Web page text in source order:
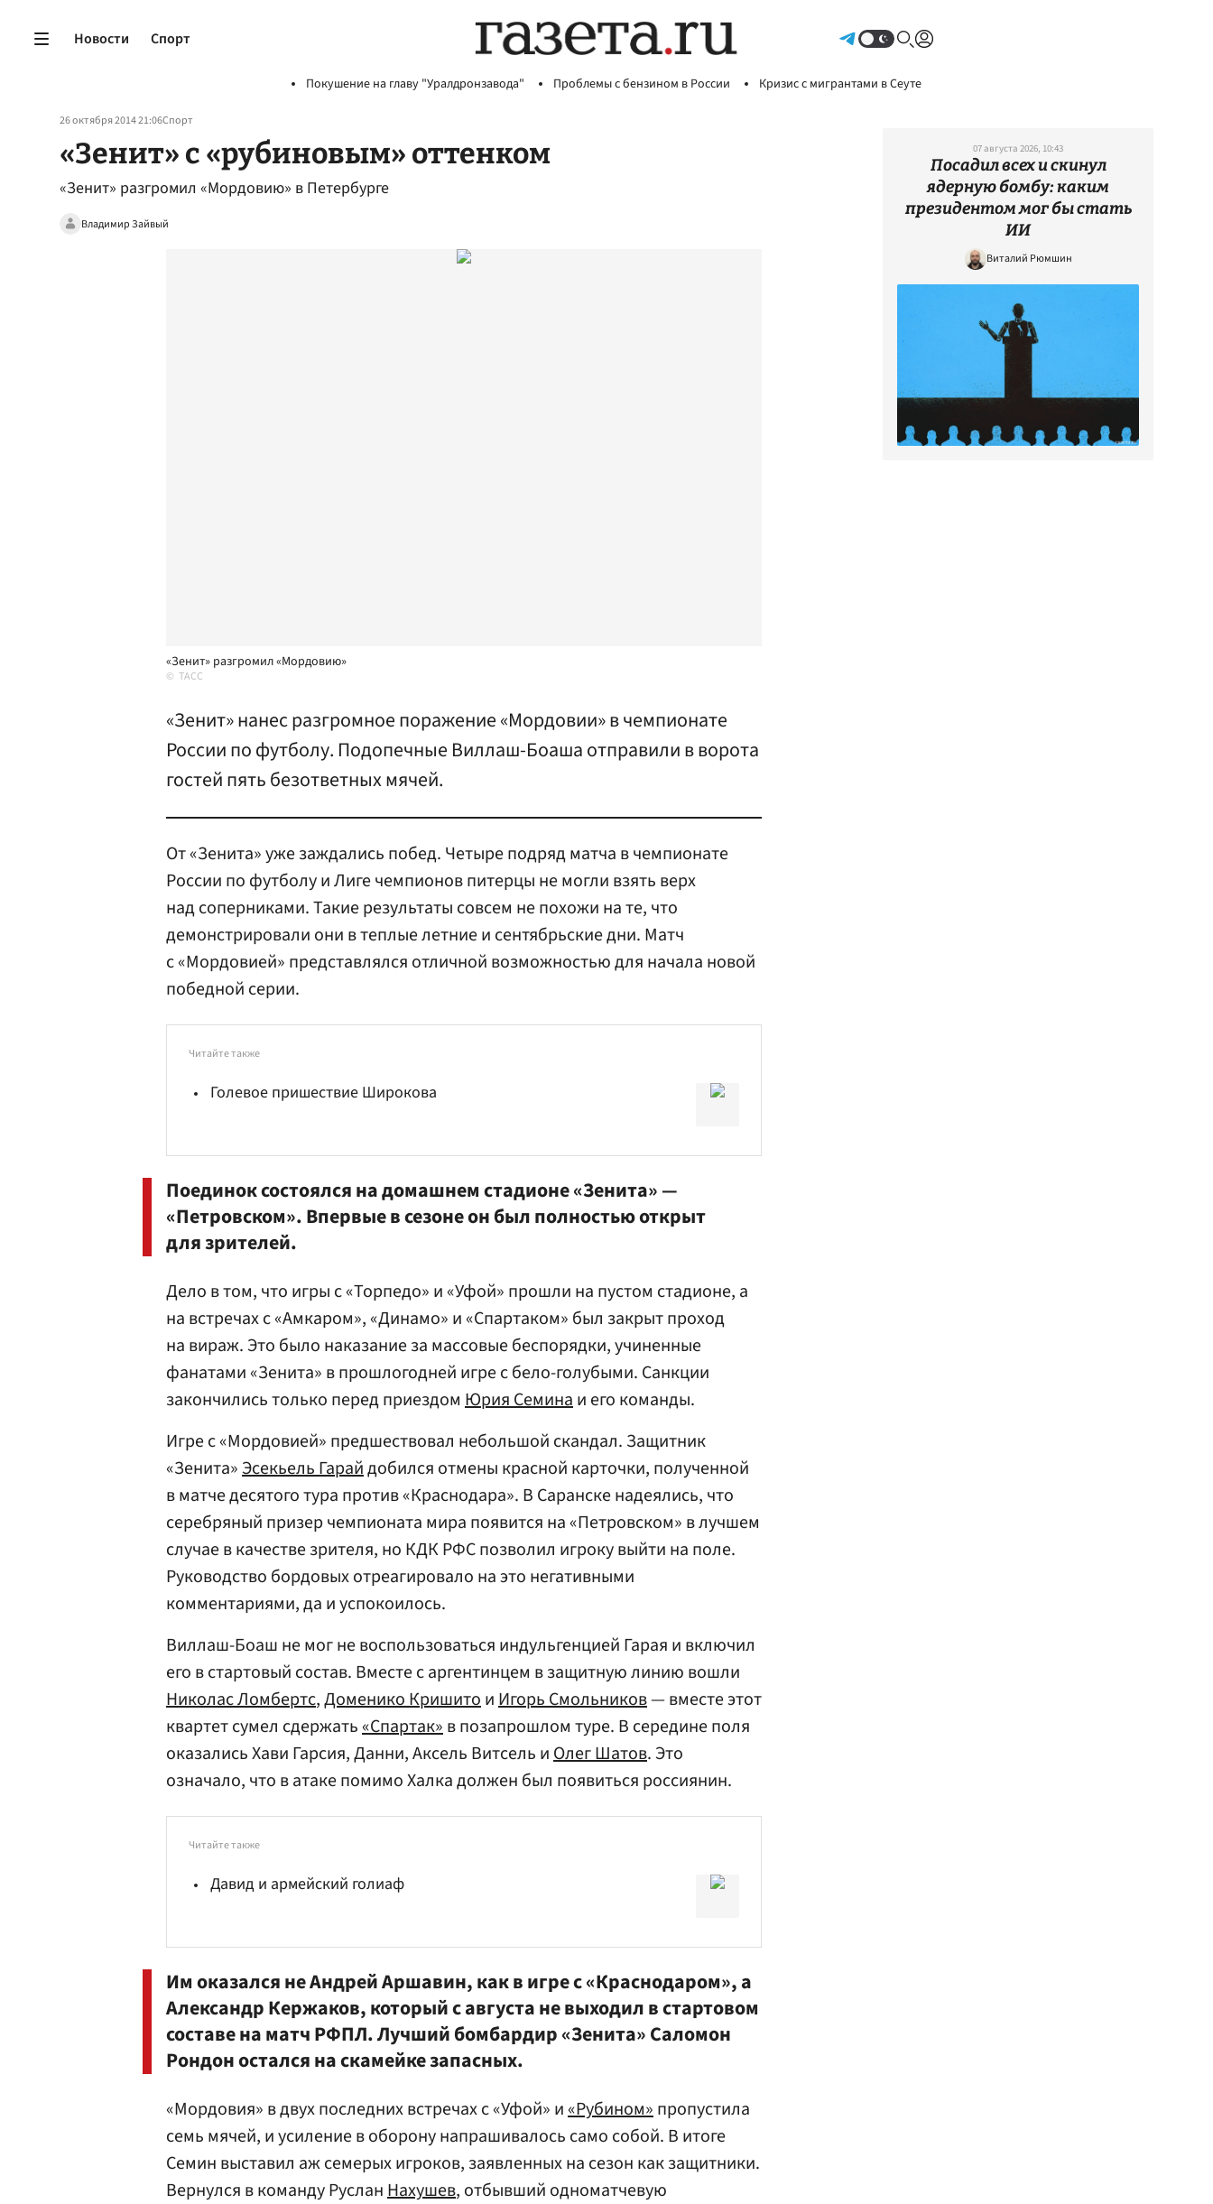
Новости Спорт
Покушение на главу "Уралдронзавода" Проблемы с бензином в России Кризис с мигрантами в Сеуте
26 октября 2014 21:06Спорт
«Зенит» с «рубиновым» оттенком
«Зенит» разгромил «Мордовию» в Петербурге
Владимир Зайвый
«Зенит» разгромил «Мордовию»
ТАСС
«Зенит» нанес разгромное поражение «Мордовии» в чемпионате
России по футболу. Подопечные Виллаш-Боаша отправили в ворота
гостей пять безответных мячей.
От «Зенита» уже заждались побед. Четыре подряд матча в чемпионате
России по футболу и Лиге чемпионов питерцы не могли взять верх
над соперниками. Такие результаты совсем не похожи на те, что
демонстрировали они в теплые летние и сентябрьские дни. Матч
с «Мордовией» представлялся отличной возможностью для начала новой
победной серии.
Читайте также
Голевое пришествие Широкова
Поединок состоялся на домашнем стадионе «Зенита» —
«Петровском». Впервые в сезоне он был полностью открыт
для зрителей.
Дело в том, что игры с «Торпедо» и «Уфой» прошли на пустом стадионе, а
на встречах с «Амкаром», «Динамо» и «Спартаком» был закрыт проход
на вираж. Это было наказание за массовые беспорядки, учиненные
фанатами «Зенита» в прошлогодней игре с бело-голубыми. Санкции
закончились только перед приездом Юрия Семинаи его команды.
Игре с «Мордовией» предшествовал небольшой скандал. Защитник
«Зенита»Эсекьель Гарайдобился отмены красной карточки, полученной
в матче десятого тура против «Краснодара». В Саранске надеялись, что
серебряный призер чемпионата мира появится на «Петровском» в лучшем
случае в качестве зрителя, но КДК РФС позволил игроку выйти на поле.
Руководство бордовых отреагировало на это негативными
комментариями, да и успокоилось.
Виллаш-Боаш не мог не воспользоваться индульгенцией Гарая и включил
его в стартовый состав. Вместе с аргентинцем в защитную линию вошли
Николас Ломбертс,Доменико КришитоиИгорь Смольников— вместе этот
квартет сумел сдержать«Спартак»в позапрошлом туре. В середине поля
оказались Хави Гарсия, Данни, Аксель Витсель иОлег Шатов. Это
означало, что в атаке помимо Халка должен был появиться россиянин.
Читайте также
Давид и армейский голиаф
Им оказался неАндрей Аршавин, как в игре с «Краснодаром», а
Александр Кержаков, который с августа не выходил в стартовом
составе на матч РФПЛ. Лучший бомбардир «Зенита»Саломон
Рондоностался на скамейке запасных.
«Мордовия» в двух последних встречах с «Уфой» и«Рубином»пропустила
семь мячей, и усиление в оборону напрашивалось само собой. В итоге
Семин выставил аж семерых игроков, заявленных на сезон как защитники.
Вернулся в команду РусланНахушев, отбывший одноматчевую
07 августа 2026, 10:43
Посадил всех и скинул
ядерную бомбу: каким
президентом мог бы стать
ИИ
Виталий Рюмшин